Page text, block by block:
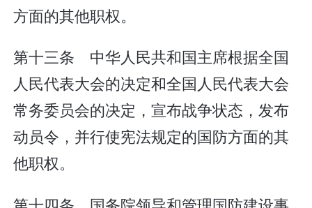
方面的其他职权。
第十三条 中华人民共和国主席根据全国
人民代表大会的决定和全国人民代表大会
常务委员会的决定，宣布战争状态，发布
动员令，并行使宪法规定的国防方面的其
他职权。